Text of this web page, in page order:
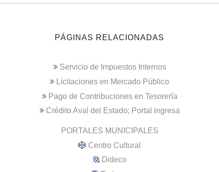
PÁGINAS RELACIONADAS
Servicio de Impuestos Internos
Licitaciones en Mercado Público
Pago de Contribuciones en Tesorería
Crédito Aval del Estado; Portal ingresa
PORTALES MUNICIPALES
Centro Cultural
Dideco